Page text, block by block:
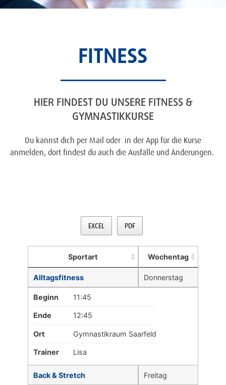
FITNESS
HIER FINDEST DU UNSERE FITNESS &
GYMNASTIKKURSE
Du kannst dich per Mail oder in der App für die Kurse
anmelden, dort findest du auch die Ausfälle und Änderungen.
EXCEL PDF
Sportart Wochentag
Alltagsfitness Donnerstag
Beginn 11:45
Ende 12:45
Ort Gymnastikraum Saarfeld
Trainer Lisa
Back & Stretch Freitag